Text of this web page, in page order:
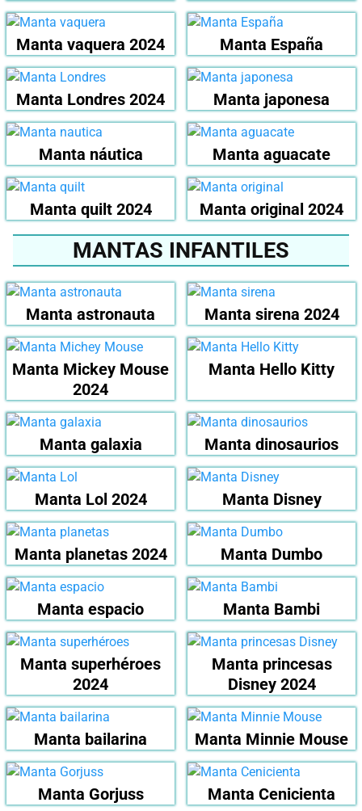
Manta vaquera 2024 Manta España
Manta Londres 2024 Manta japonesa
Manta náutica Manta aguacate
Manta quilt 2024 Manta original 2024
MANTAS INFANTILES
Manta astronauta Manta sirena 2024
Manta Mickey Mouse
2024
Manta Hello Kitty
Manta galaxia Manta dinosaurios
Manta Lol 2024 Manta Disney
Manta planetas 2024 Manta Dumbo
Manta espacio Manta Bambi
Manta superhéroes
2024
Manta princesas
Disney 2024
Manta bailarina Manta Minnie Mouse
Manta Gorjuss Manta Cenicienta